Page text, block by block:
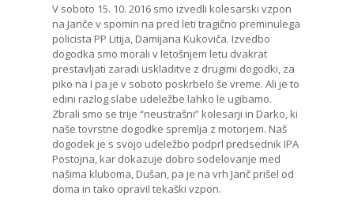
V soboto 15. 10. 2016 smo izvedli kolesarski vzpon
na Janče v spomin na pred leti tragično preminulega
policista PP Litija, Damijana Kukoviča. Izvedbo
dogodka smo morali v letošnjem letu dvakrat
prestavljati zaradi uskladitve z drugimi dogodki, za
piko na I pa je v soboto poskrbelo še vreme. Ali je to
edini razlog slabe udeležbe lahko le ugibamo.
Zbrali smo se trije “neustrašni” kolesarji in Darko, ki
naše tovrstne dogodke spremlja z motorjem. Naš
dogodek je s svojo udeležbo podprl predsednik IPA
Postojna, kar dokazuje dobro sodelovanje med
našima kluboma, Dušan, pa je na vrh Janč prišel od
doma in tako opravil tekaški vzpon.